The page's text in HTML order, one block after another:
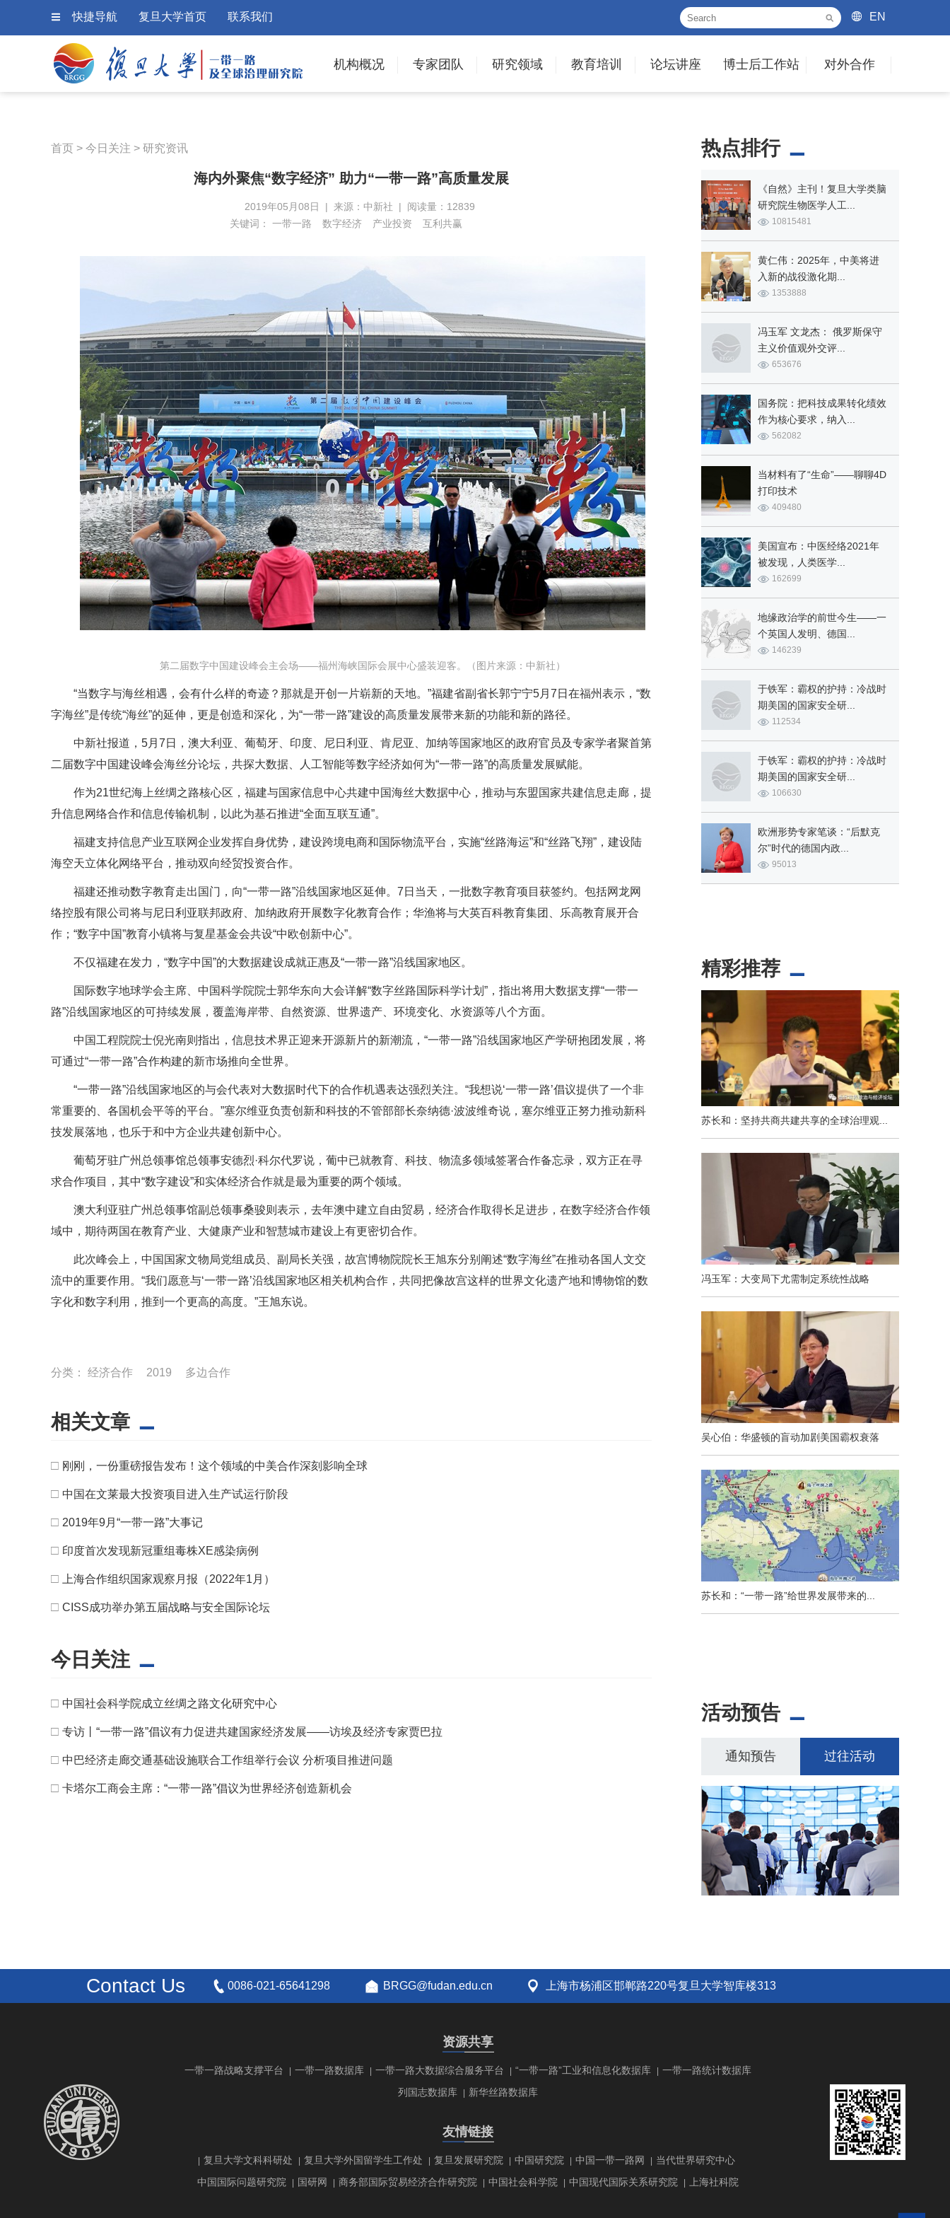
快捷导航 复旦大学首页 联系我们 EN
机构概况 专家团队 研究领域 教育培训 论坛讲座 博士后工作站 对外合作
首页 > 今日关注 > 研究资讯
海内外聚焦“数字经济” 助力“一带一路”高质量发展
2019年05月08日 | 来源：中新社 | 阅读量：12839
关键词： 一带一路 数字经济 产业投资 互利共赢
第二届数字中国建设峰会主会场——福州海峡国际会展中心盛装迎客。（图片来源：中新社）
“当数字与海丝相遇，会有什么样的奇迹？那就是开创一片崭新的天地。”福建省副省长郭宁宁5月7日在福州表示，“数
字海丝”是传统“海丝”的延伸，更是创造和深化，为“一带一路”建设的高质量发展带来新的功能和新的路径。
中新社报道，5月7日，澳大利亚、葡萄牙、印度、尼日利亚、肯尼亚、加纳等国家地区的政府官员及专家学者聚首第
二届数字中国建设峰会海丝分论坛，共探大数据、人工智能等数字经济如何为“一带一路”的高质量发展赋能。
作为21世纪海上丝绸之路核心区，福建与国家信息中心共建中国海丝大数据中心，推动与东盟国家共建信息走廊，提
升信息网络合作和信息传输机制，以此为基石推进“全面互联互通”。
福建支持信息产业互联网企业发挥自身优势，建设跨境电商和国际物流平台，实施“丝路海运”和“丝路飞翔”，建设陆
海空天立体化网络平台，推动双向经贸投资合作。
福建还推动数字教育走出国门，向“一带一路”沿线国家地区延伸。7日当天，一批数字教育项目获签约。包括网龙网
络控股有限公司将与尼日利亚联邦政府、加纳政府开展数字化教育合作；华渔将与大英百科教育集团、乐高教育展开合
作；“数字中国”教育小镇将与复星基金会共设“中欧创新中心”。
不仅福建在发力，“数字中国”的大数据建设成就正惠及“一带一路”沿线国家地区。
国际数字地球学会主席、中国科学院院士郭华东向大会详解“数字丝路国际科学计划”，指出将用大数据支撑“一带一
路”沿线国家地区的可持续发展，覆盖海岸带、自然资源、世界遗产、环境变化、水资源等八个方面。
中国工程院院士倪光南则指出，信息技术界正迎来开源新片的新潮流，“一带一路”沿线国家地区产学研抱团发展，将
可通过“一带一路”合作构建的新市场推向全世界。
“一带一路”沿线国家地区的与会代表对大数据时代下的合作机遇表达强烈关注。“我想说‘一带一路’倡议提供了一个非
常重要的、各国机会平等的平台。”塞尔维亚负责创新和科技的不管部部长奈纳德·波波维奇说，塞尔维亚正努力推动新科
技发展落地，也乐于和中方企业共建创新中心。
葡萄牙驻广州总领事馆总领事安德烈·科尔代罗说，葡中已就教育、科技、物流多领域签署合作备忘录，双方正在寻
求合作项目，其中“数字建设”和实体经济合作就是最为重要的两个领域。
澳大利亚驻广州总领事馆副总领事桑骏则表示，去年澳中建立自由贸易，经济合作取得长足进步，在数字经济合作领
域中，期待两国在教育产业、大健康产业和智慧城市建设上有更密切合作。
此次峰会上，中国国家文物局党组成员、副局长关强，故宫博物院院长王旭东分别阐述“数字海丝”在推动各国人文交
流中的重要作用。“我们愿意与‘一带一路’沿线国家地区相关机构合作，共同把像故宫这样的世界文化遗产地和博物馆的数
字化和数字利用，推到一个更高的高度。”王旭东说。
分类： 经济合作 2019 多边合作
相关文章
□ 刚刚，一份重磅报告发布！这个领域的中美合作深刻影响全球
□ 中国在文莱最大投资项目进入生产试运行阶段
□ 2019年9月“一带一路”大事记
□ 印度首次发现新冠重组毒株XE感染病例
□ 上海合作组织国家观察月报（2022年1月）
□ CISS成功举办第五届战略与安全国际论坛
今日关注
□ 中国社会科学院成立丝绸之路文化研究中心
□ 专访丨“一带一路”倡议有力促进共建国家经济发展——访埃及经济专家贾巴拉
□ 中巴经济走廊交通基础设施联合工作组举行会议 分析项目推进问题
□ 卡塔尔工商会主席：“一带一路”倡议为世界经济创造新机会
热点排行
《自然》主刊！复旦大学类脑
研究院生物医学人工...
10815481
黄仁伟：2025年，中美将进
入新的战役激化期...
1353888
冯玉军 文龙杰： 俄罗斯保守
主义价值观外交评...
653676
国务院：把科技成果转化绩效
作为核心要求，纳入...
562082
当材料有了“生命”——聊聊4D
打印技术
409480
美国宣布：中医经络2021年
被发现，人类医学...
162699
地缘政治学的前世今生——一
个英国人发明、德国...
146239
于铁军：霸权的护持：冷战时
期美国的国家安全研...
112534
于铁军：霸权的护持：冷战时
期美国的国家安全研...
106630
欧洲形势专家笔谈：“后默克
尔”时代的德国内政...
95013
精彩推荐
苏长和：坚持共商共建共享的全球治理观...
冯玉军：大变局下尤需制定系统性战略
吴心伯：华盛顿的盲动加剧美国霸权衰落
苏长和：“一带一路”给世界发展带来的...
活动预告
通知预告 过往活动
Contact Us 0086-021-65641298 BRGG@fudan.edu.cn 上海市杨浦区邯郸路220号复旦大学智库楼313
资源共享
一带一路战略支撑平台 一带一路数据库 一带一路大数据综合服务平台 “一带一路”工业和信息化数据库
一带一路统计数据库
列国志数据库
新华丝路数据库
友情链接
复旦大学文科科研处 复旦大学外国留学生工作处 复旦发展研究院 中国研究院 中国一带一路网
当代世界研究中心
中国国际问题研究院
国研网 商务部国际贸易经济合作研究院 中国社会科学院 中国现代国际关系研究院 上海社科院